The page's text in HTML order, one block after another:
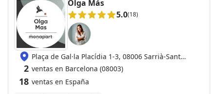
Olga Más
5.0(18)
Plaça de Gal·la Placídia 1-3, 08006 Sarrià-Sant
Gervasi
2 ventas en Barcelona (08003)
18 ventas en España